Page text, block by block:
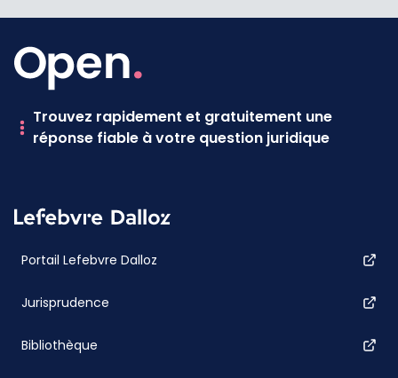
Trouvez rapidement et gratuitement une
réponse fiable à votre question juridique
Portail Lefebvre Dalloz
Jurisprudence
Bibliothèque